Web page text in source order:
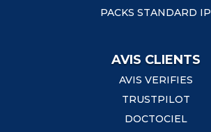
PACKS STANDARD IP
AVIS CLIENTS
AVIS VERIFIES
TRUSTPILOT
DOCTOCIEL